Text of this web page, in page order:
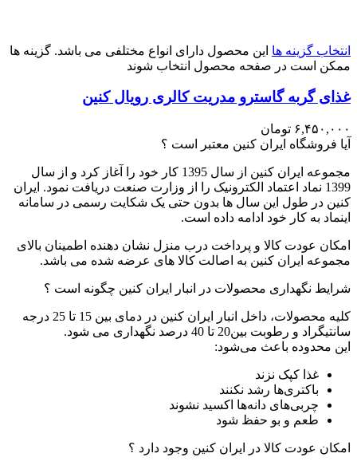
انتخاب گزینه ها این محصول دارای انواع مختلفی می باشد. گزینه ها
ممکن است در صفحه محصول انتخاب شوند
غذای گربه گاسترو مدریت کالری رویال کنین
۶,۴۵۰,۰۰۰ تومان
آیا فروشگاه ایران کنین معتبر است ؟
مجموعه ایران کنین از سال 1395 کار خود را آغاز کرد و از سال
1399 نماد اعتماد الکترونیک را از وزارت صنعت دریافت نمود. ایران
کنین در طول این سال ها بدون حتی یک شکایت رسمی در سامانه
اینماد به کار خود ادامه داده است.
امکان عودت کالا و پرداخت درب منزل نشان دهنده اطمینان بالای
مجموعه ایران کنین به اصالت کالا های عرضه شده می باشد.
شرایط نگهداری محصولات در انبار ایران کنین چگونه است ؟
کلیه محصولات، داخل انبار ایران کنین در دمای بین 15 تا 25 درجه
سانتیگراد و رطوبت بین20 تا 40 درصد نگهداری می شود.
این محدوده باعث می‌شود:
غذا کپک نزند
باکتری‌ها رشد نکنند
چربی‌های دانه‌ها اکسید نشوند
طعم و بو حفظ شود
امکان عودت کالا در ایران کنین وجود دارد ؟